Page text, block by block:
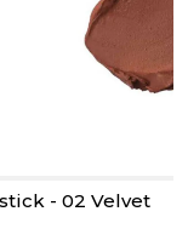
- 02 Velvet